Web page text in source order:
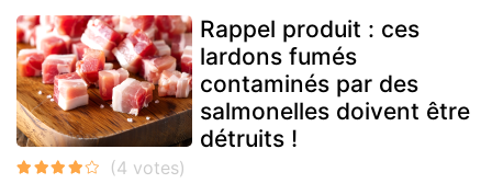
Rappel produit : ces
lardons fumés
contaminés par des
salmonelles doivent être
détruits !